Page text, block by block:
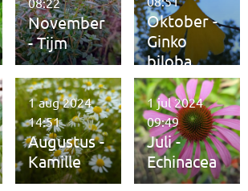
November
- Tijm
Oktober -
Ginko
biloba
Augustus -
Kamille
1 aug 2024
14:51
Juli -
Echinacea
1 jul 2024
09:49